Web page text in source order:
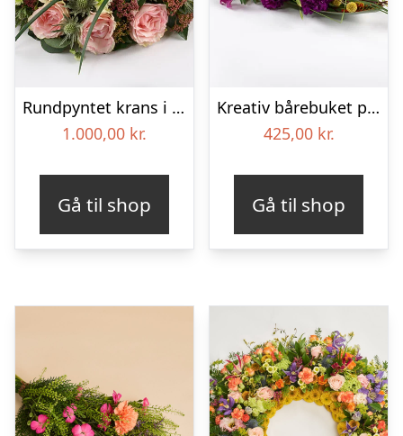
Rundpyntet krans i lyse farver – Blomster til begravelse
1.000,00 kr.
Gå til shop
Kreativ bårebuket på stort blad – Blomster til begravelse
425,00 kr.
Gå til shop